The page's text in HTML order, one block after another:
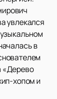
увлекался
в
«Дерево
хопом и